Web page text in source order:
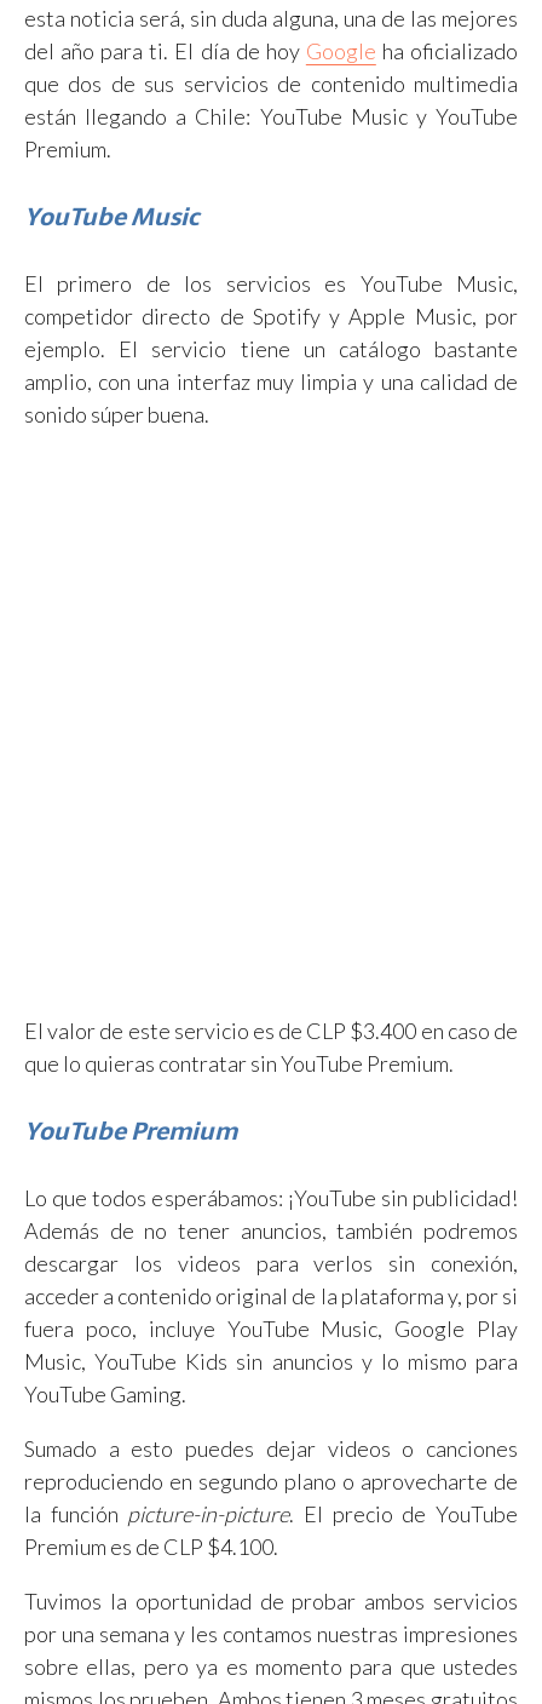
esta noticia será, sin duda alguna, una de las mejores
del año para ti. El día de hoy Google ha oficializado
que dos de sus servicios de contenido multimedia
están llegando a Chile: YouTube Music y YouTube
Premium.
YouTube Music
El primero de los servicios es YouTube Music,
competidor directo de Spotify y Apple Music, por
ejemplo. El servicio tiene un catálogo bastante
amplio, con una interfaz muy limpia y una calidad de
sonido súper buena.
El valor de este servicio es de CLP $3.400 en caso de
que lo quieras contratar sin YouTube Premium.
YouTube Premium
Lo que todos esperábamos: ¡YouTube sin publicidad!
Además de no tener anuncios, también podremos
descargar los videos para verlos sin conexión,
acceder a contenido original de la plataforma y, por si
fuera poco, incluye YouTube Music, Google Play
Music, YouTube Kids sin anuncios y lo mismo para
YouTube Gaming.
Sumado a esto puedes dejar videos o canciones
reproduciendo en segundo plano o aprovecharte de
la función picture-in-picture. El precio de YouTube
Premium es de CLP $4.100.
Tuvimos la oportunidad de probar ambos servicios
por una semana y les contamos nuestras impresiones
sobre ellas, pero ya es momento para que ustedes